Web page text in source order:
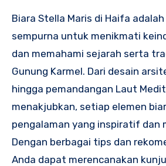
Biara Stella Maris di Haifa
sempurna untuk menikmati
dan memahami sejarah serta
Gunung Karmel. Dari desain
hingga pemandangan Laut
menakjubkan, setiap elemen
pengalaman yang inspiratif dan
Dengan berbagai tips dan
Anda dapat merencanakan